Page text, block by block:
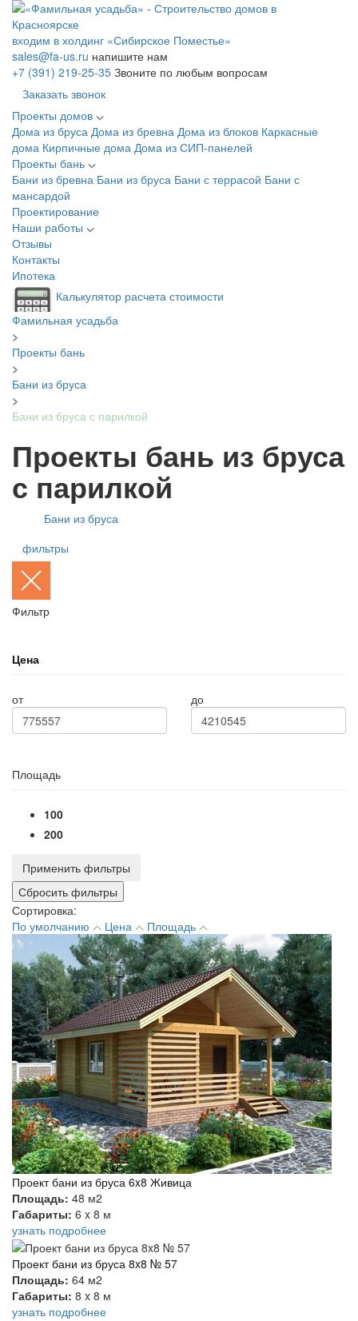
входим в холдинг «Сибирское Поместье»
sales@fa-us.ru напишите нам
+7 (391) 219-25-35 Звоните по любым вопросам
Заказать звонок
Проекты домов
Дома из бруса Дома из бревна Дома из блоков Каркасные
дома Кирпичные дома Дома из СИП-панелей
Проекты бань
Бани из бревна Бани из бруса Бани с террасой Бани с
мансардой
Проектирование
Наши работы
Отзывы
Контакты
Ипотека
Калькулятор расчета стоимости
Фамильная усадьба
>
Проекты бань
>
Бани из бруса
>
Бани из бруса с парилкой
Проекты бань из бруса
с парилкой
Бани из бруса
фильтры
Фильтр
Цена
от до
Площадь
100
200
Применить фильтры
Сортировка:
По умолчанию
Цена Площадь
Проект бани из бруса 6x8 Живица
Площадь: 48 м2
Габариты: 6 x 8 м
узнать подробнее
Проект бани из бруса 8x8 № 57
Площадь: 64 м2
Габариты: 8 x 8 м
узнать подробнее